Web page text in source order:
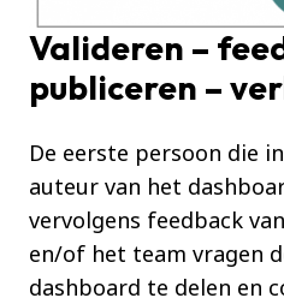
Valideren –
publiceren –
De eerste persoon die
auteur van het
vervolgens feedback
en/of het team vragen
dashboard te delen en